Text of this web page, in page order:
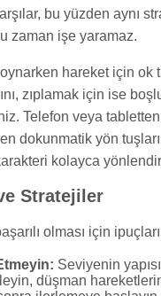
bu yüzden aynı
zaman işe yaramaz.
hareket için ok
zıplamak için ise
Telefon veya
dokunmatik yön tuşları
kolayca
Stratejiler
olması için
Seviyenin
düşman